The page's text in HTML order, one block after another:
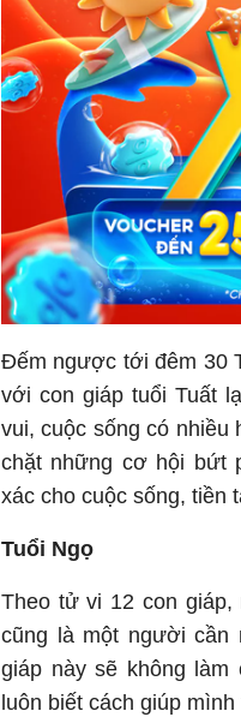
Đếm ngược tới đêm 30
với con giáp tuổi Tuất
vui, cuộc sống có nhiều
chặt những cơ hội bứt
xác cho cuộc sống, tiền
Tuổi Ngọ
Theo tử vi 12 con
cũng là một người cần
giáp này sẽ không
luôn biết cách giúp